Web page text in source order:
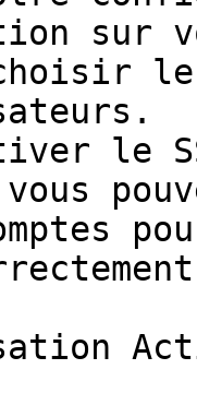
sur
le
le